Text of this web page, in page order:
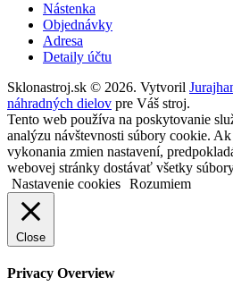
Nástenka
Objednávky
Adresa
Detaily účtu
Sklonastroj.sk © 2026. Vytvoril
náhradných dielov pre Váš stroj.
Tento web používa na poskytovanie
analýzu návštevnosti súbory cookie.
vykonania zmien nastavení,
webovej stránky dostávať všetky
Nastavenie cookies Rozumiem
Close
Privacy Overview